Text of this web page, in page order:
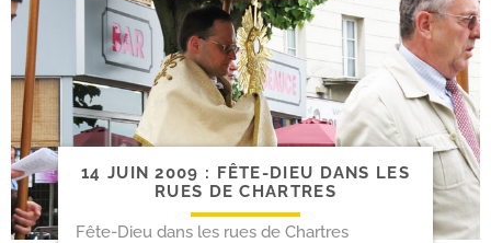
14 JUIN 2009 : FÊTE-​DIEU DANS LES
RUES DE CHARTRES
Fête-Dieu dans les rues de Chartres